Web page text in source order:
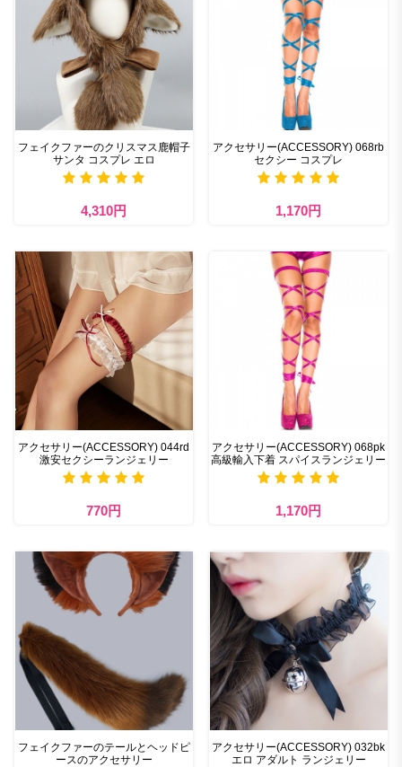
フェイクファーのクリスマス鹿帽子
サンタ コスプレ エロ
4,310円
アクセサリー(ACCESSORY) 068rb
セクシー コスプレ
1,170円
アクセサリー(ACCESSORY) 044rd
激安セクシーランジェリー
770円
アクセサリー(ACCESSORY) 068pk
高級輸入下着 スパイスランジェリー
1,170円
フェイクファーのテールとヘッドピ
ースのアクセサリー
アクセサリー(ACCESSORY) 032bk
エロ アダルト ランジェリー